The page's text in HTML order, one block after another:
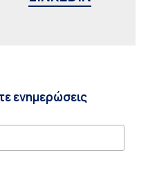
ενημερώσεις